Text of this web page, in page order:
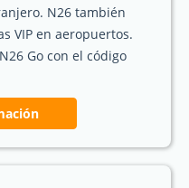
N26 también
VIP en aeropuertos.
Go con el código